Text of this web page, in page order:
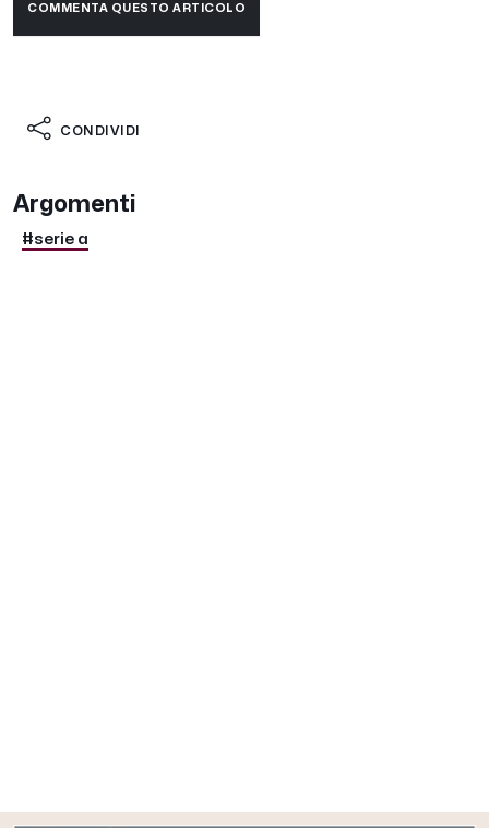
COMMENTA QUESTO ARTICOLO
CONDIVIDI
Argomenti
#serie a